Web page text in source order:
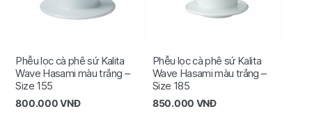
Phễu lọc cà phê sứ Kalita
Wave Hasami màu trắng –
Size 155
800.000VNĐ
Phễu lọc cà phê sứ Kalita
Wave Hasami màu trắng –
Size 185
850.000 VNĐ